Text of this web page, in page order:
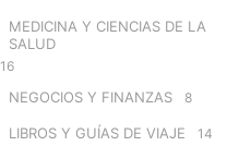
MEDICINA Y CIENCIAS DE LA
SALUD
16
NEGOCIOS Y FINANZAS 8
LIBROS Y GUÍAS DE VIAJE 14